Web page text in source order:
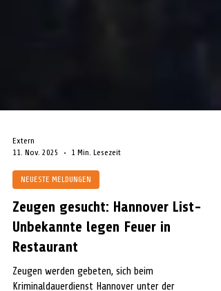
Extern
11. Nov. 2025
1 Min. Lesezeit
NEUESTE MELDUNGEN
Zeugen gesucht: Hannover List-
Unbekannte legen Feuer in
Restaurant